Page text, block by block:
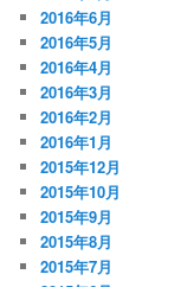
2016年6月
2016年5月
2016年4月
2016年3月
2016年2月
2016年1月
2015年12月
2015年10月
2015年9月
2015年8月
2015年7月